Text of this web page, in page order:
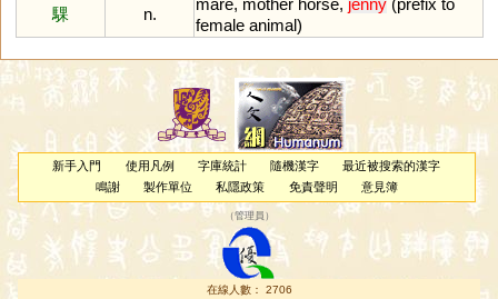
騍
n.
female animal)
新手入門 使用凡例 字庫統計 隨機漢字
最近被搜索的漢字
鳴謝
製作單位 私隱政策 免責聲明 意見簿
（管理員 ）
在線人數： 2706